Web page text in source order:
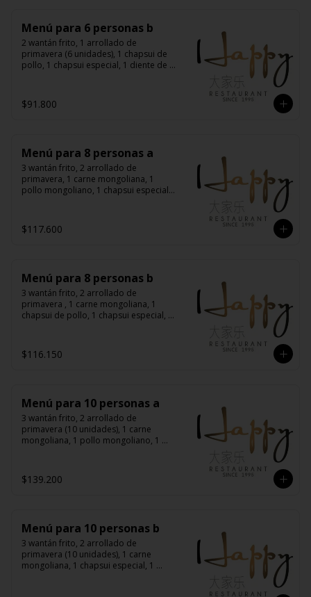
Menú para 6 personas b
2 wantán frito, 1 arrollado de
primavera (6 unidades), 1 chapsui de
pollo, 1 chapsui especial, 1 diente de
arroz chaufán
$91.800
Menú para 8 personas a
3 wantán frito, 2 arrollado de
primavera, 1 carne mongoliana, 1
pollo mongoliano, 1 chapsui especial,
arroz chaufán
$117.600
Menú para 8 personas b
3 wantán frito, 2 arrollado de
primavera , 1 carne mongoliana, 1
chapsui de pollo, 1 chapsui especial, 1
chaufán
$116.150
Menú para 10 personas a
3 wantán frito, 2 arrollado de
primavera (10 unidades), 1 carne
mongoliana, 1 pollo mongoliano, 1
chitén, 1 pollo tausí, 10 arroz chaufán
$139.200
Menú para 10 personas b
3 wantán frito, 2 arrollado de
primavera (10 unidades), 1 carne
mongoliana, 1 chapsui especial, 1